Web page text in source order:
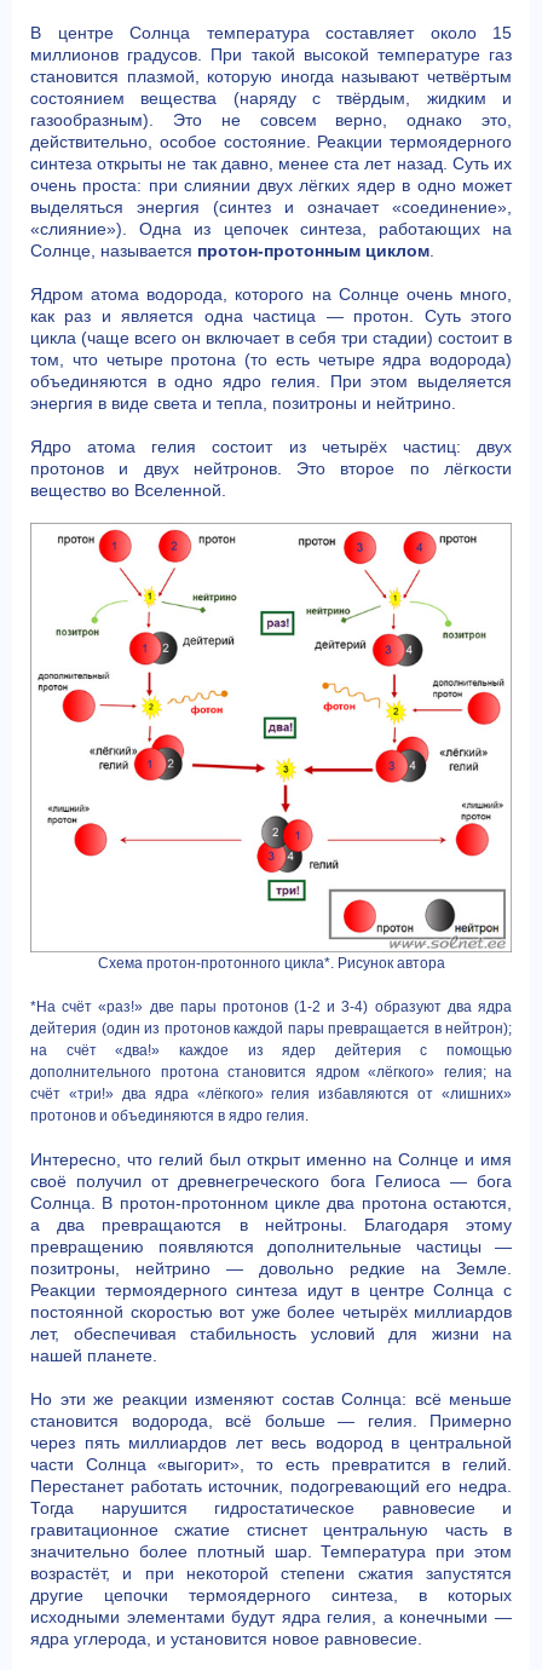
В центре Солнца температура составляет около 15
миллионов градусов. При такой высокой температуре газ
становится плазмой, которую иногда называют четвёртым
состоянием вещества (наряду с твёрдым, жидким и
газообразным). Это не совсем верно, однако это,
действительно, особое состояние. Реакции термоядерного
синтеза открыты не так давно, менее ста лет назад. Суть их
очень проста: при слиянии двух лёгких ядер в одно может
выделяться энергия (синтез и означает «соединение»,
«слияние»). Одна из цепочек синтеза, работающих на
Солнце, называется протон-протонным циклом
Ядром атома водорода, которого на Солнце очень много,
как раз и является одна частица — протон. Суть этого
цикла (чаще всего он включает в себя три стадии) состоит в
том, что четыре протона (то есть четыре ядра водорода)
объединяются в одно ядро гелия. При этом выделяется
энергия в виде света и тепла, позитроны и нейтрино.
Ядро атома гелия состоит из четырёх частиц: двух
протонов и двух нейтронов. Это второе по лёгкости
вещество во Вселенной.
Схема протон-протонного цикла*. Рисунок автора
*На счёт «раз!» две пары протонов (1-2 и 3-4) образуют два ядра
дейтерия (один из протонов каждой пары превращается в нейтрон);
на счёт «два!» каждое из ядер дейтерия с помощью
дополнительного протона становится ядром «лёгкого» гелия; на
счёт «три!» два ядра «лёгкого» гелия избавляются от «лишних»
протонов и объединяются в ядро гелия.
Интересно, что гелий был открыт именно на Солнце и имя
своё получил от древнегреческого бога Гелиоса — бога
Солнца. В протон-протонном цикле два протона остаются,
а два превращаются в нейтроны. Благодаря этому
превращению появляются дополнительные частицы —
позитроны, нейтрино — довольно редкие на Земле.
Реакции термоядерного синтеза идут в центре Солнца с
постоянной скоростью вот уже более четырёх миллиардов
лет, обеспечивая стабильность условий для жизни на
нашей планете.
Но эти же реакции изменяют состав Солнца: всё меньше
становится водорода, всё больше — гелия. Примерно
через пять миллиардов лет весь водород в центральной
части Солнца «выгорит», то есть превратится в гелий.
Перестанет работать источник, подогревающий его недра.
Тогда нарушится гидростатическое равновесие и
гравитационное сжатие стиснет центральную часть в
значительно более плотный шар. Температура при этом
возрастёт, и при некоторой степени сжатия запустятся
другие цепочки термоядерного синтеза, в которых
исходными элементами будут ядра гелия, а конечными —
ядра углерода, и установится новое равновесие.